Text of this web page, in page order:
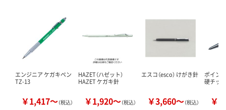
エンジニア ケガキペン
TZ-13
￥1,417～（税込）
HAZET（ハゼット）
HAZET ケガキ針
￥1,920～（税込）
エスコ（esco） けがき針
￥3,660～（税込）
ポイン
硬チッ
￥